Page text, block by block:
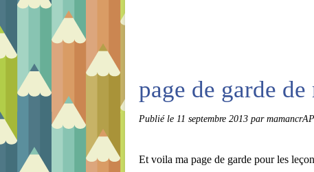
page de garde
Publié le 11 septembre 2013 par
Et voila ma page de garde pour les